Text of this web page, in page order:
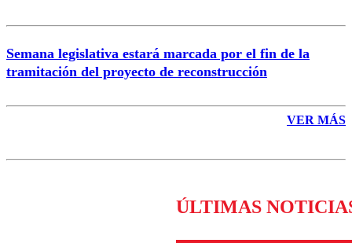
Semana legislativa estará marcada por el fin de la
tramitación del proyecto de reconstrucción
VER MÁS
ÚLTIMAS